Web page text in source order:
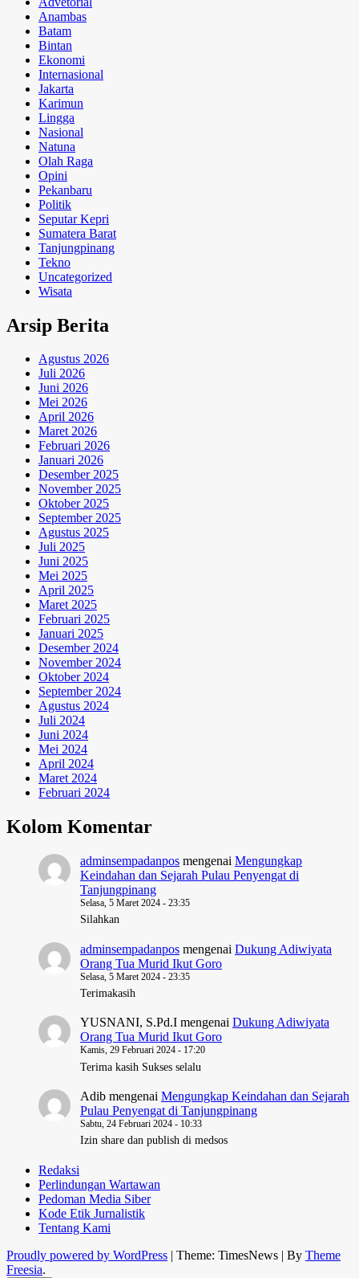
Anambas
Batam
Bintan
Ekonomi
Internasional
Jakarta
Karimun
Lingga
Nasional
Natuna
Olah Raga
Opini
Pekanbaru
Politik
Seputar Kepri
Sumatera Barat
Tanjungpinang
Tekno
Uncategorized
Wisata
Arsip Berita
Agustus 2026
Juli 2026
Juni 2026
Mei 2026
April 2026
Maret 2026
Februari 2026
Januari 2026
Desember 2025
November 2025
Oktober 2025
September 2025
Agustus 2025
Juli 2025
Juni 2025
Mei 2025
April 2025
Maret 2025
Februari 2025
Januari 2025
Desember 2024
November 2024
Oktober 2024
September 2024
Agustus 2024
Juli 2024
Juni 2024
Mei 2024
April 2024
Maret 2024
Februari 2024
Kolom Komentar
adminsempadanpos mengenai Mengungkap
Keindahan dan Sejarah Pulau Penyengat di
Tanjungpinang
Selasa, 5 Maret 2024 - 23:35
Silahkan
adminsempadanpos mengenai Dukung Adiwiyata
Orang Tua Murid Ikut Goro
Selasa, 5 Maret 2024 - 23:35
Terimakasih
YUSNANI, S.Pd.I mengenai Dukung Adiwiyata
Orang Tua Murid Ikut Goro
Kamis, 29 Februari 2024 - 17:20
Terima kasih Sukses selalu
Adib mengenai Mengungkap Keindahan dan Sejarah
Pulau Penyengat di Tanjungpinang
Sabtu, 24 Februari 2024 - 10:33
Izin share dan publish di medsos
Redaksi
Perlindungan Wartawan
Pedoman Media Siber
Kode Etik Jurnalistik
Tentang Kami
Proudly powered by WordPress | Theme: TimesNews | By Theme
Freesia.